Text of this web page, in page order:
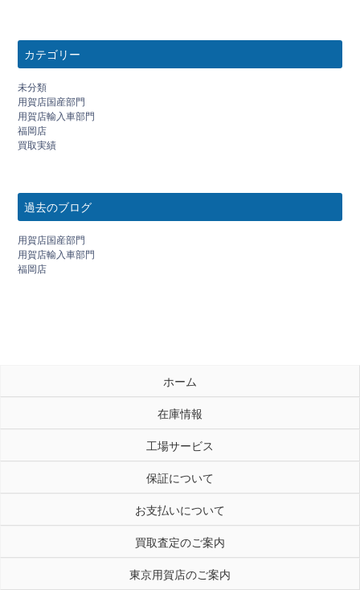
カテゴリー
未分類
用賀店国産部門
用賀店輸入車部門
福岡店
買取実績
過去のブログ
用賀店国産部門
用賀店輸入車部門
福岡店
ホーム
在庫情報
工場サービス
保証について
お支払いについて
買取査定のご案内
東京用賀店のご案内